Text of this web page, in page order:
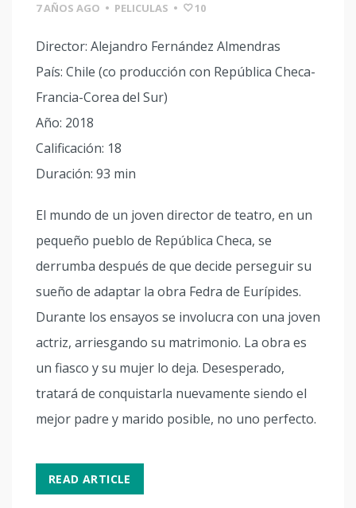
7 AÑOS AGO • PELICULAS • 10
Director: Alejandro Fernández Almendras
País: Chile (co producción con República Checa-
Francia-Corea del Sur)
Año: 2018
Calificación: 18
Duración: 93 min
El mundo de un joven director de teatro, en un
pequeño pueblo de República Checa, se
derrumba después de que decide perseguir su
sueño de adaptar la obra Fedra de Eurípides.
Durante los ensayos se involucra con una joven
actriz, arriesgando su matrimonio. La obra es
un fiasco y su mujer lo deja. Desesperado,
tratará de conquistarla nuevamente siendo el
mejor padre y marido posible, no uno perfecto.
READ ARTICLE